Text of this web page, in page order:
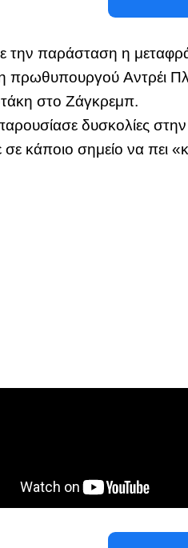
την παράσταση η
πρωθυπουργού Αντρέι
στο Ζάγκρεμπ.
δυσκολίες
σε κάποιο σημείο να πει